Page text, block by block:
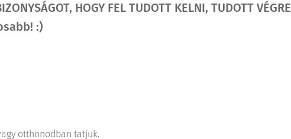
HOGY FEL TUDOTT KELNI, TUDOTT VÉGRE
:)
otthonodban tatjuk.